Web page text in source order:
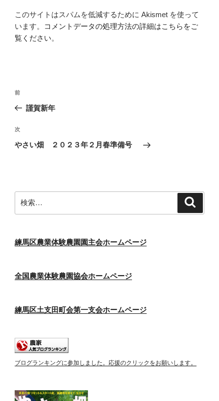
このサイトはスパムを低減するために Akismet を使って
います。
コメントデータの処理方法の詳細はこちらをご
覧ください。
投
ビ
ゲ
ン
前
の
稿
前
謹賀新年
次
の
次
やさい畑 ２０２３年２月春準備号
索:
練馬区農業体験農園園主会ホームページ
全国農業体験農園協会ホームページ
練馬区土支田町会第一支会ホームページ
ブログランキングに参加しました。応援のクリックをお願いします。